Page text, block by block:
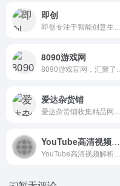
即创
8090游戏网
爱达杂货铺
YouTube高清视频下载